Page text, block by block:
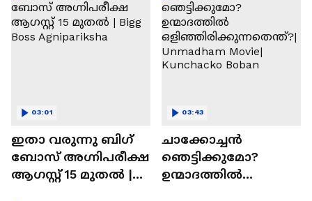
ആത്മവിശ്വാസമുണ്ടാ
യിരുന്നില്ല'
എത്തി | Ramayana
Movie
ഇതാ വരുന്നു ബിഗ്
ബോസ് അഗ്നിപരീക്ഷ
ആഗസ്റ്റ് 15 മുതൽ |
03:01
ചാക്കോച്ചന്‍
ഞെട്ടിക്കുമോ?
ഉന്മാദത്തിൽ
03:43